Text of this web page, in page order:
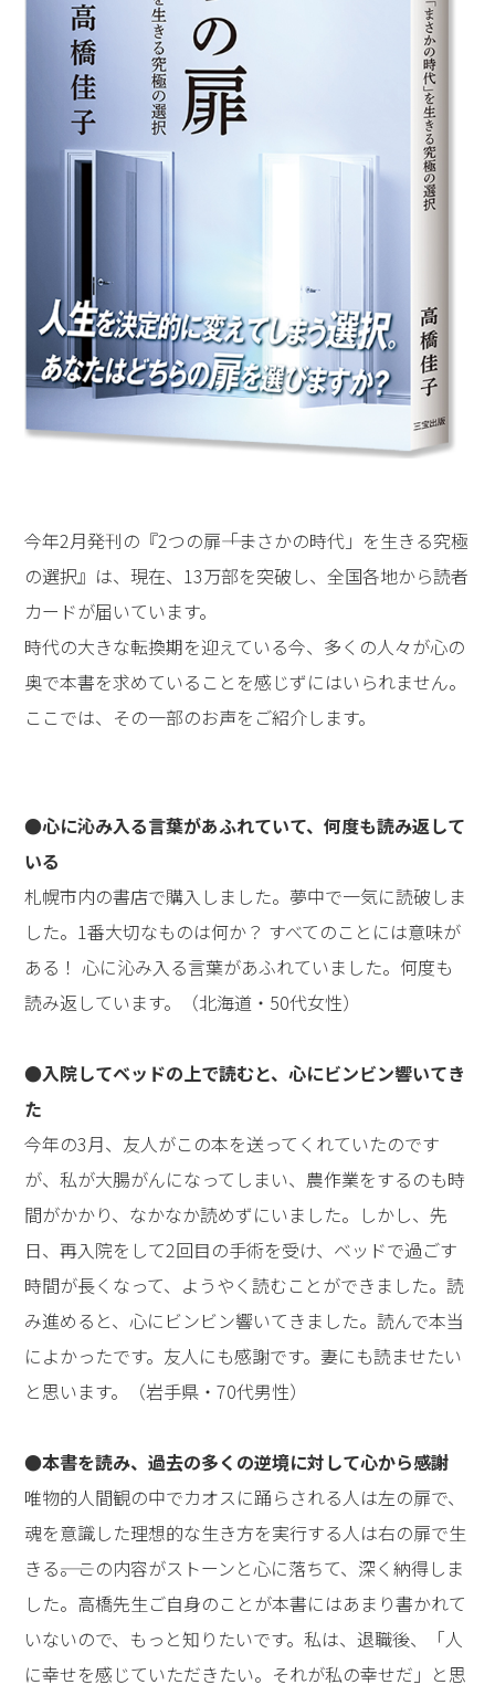
今年2月発刊の『2つの扉――「まさかの時代」を生きる究極
の選択』は、現在、13万部を突破し、全国各地から読者
カードが届いています。
時代の大きな転換期を迎えている今、多くの人々が心の
奥で本書を求めていることを感じずにはいられません。
ここでは、その一部のお声をご紹介します。
●心に沁み入る言葉があふれていて、何度も読み返して
いる
札幌市内の書店で購入しました。夢中で一気に読破しま
した。1番大切なものは何か？ すべてのことには意味が
ある！ 心に沁み入る言葉があふれていました。何度も
読み返しています。（北海道・50代女性）
●入院してベッドの上で読むと、心にビンビン響いてき
た
今年の3月、友人がこの本を送ってくれていたのです
が、私が大腸がんになってしまい、農作業をするのも時
間がかかり、なかなか読めずにいました。しかし、先
日、再入院をして2回目の手術を受け、ベッドで過ごす
時間が長くなって、ようやく読むことができました。読
み進めると、心にビンビン響いてきました。読んで本当
によかったです。友人にも感謝です。妻にも読ませたい
と思います。（岩手県・70代男性）
●本書を読み、過去の多くの逆境に対して心から感謝
唯物的人間観の中でカオスに踊らされる人は左の扉で、
魂を意識した理想的な生き方を実行する人は右の扉で生
きる――。この内容がストーンと心に落ちて、深く納得しま
した。高橋先生ご自身のことが本書にはあまり書かれて
いないので、もっと知りたいです。私は、退職後、「人
に幸せを感じていただきたい。それが私の幸せだ」と思